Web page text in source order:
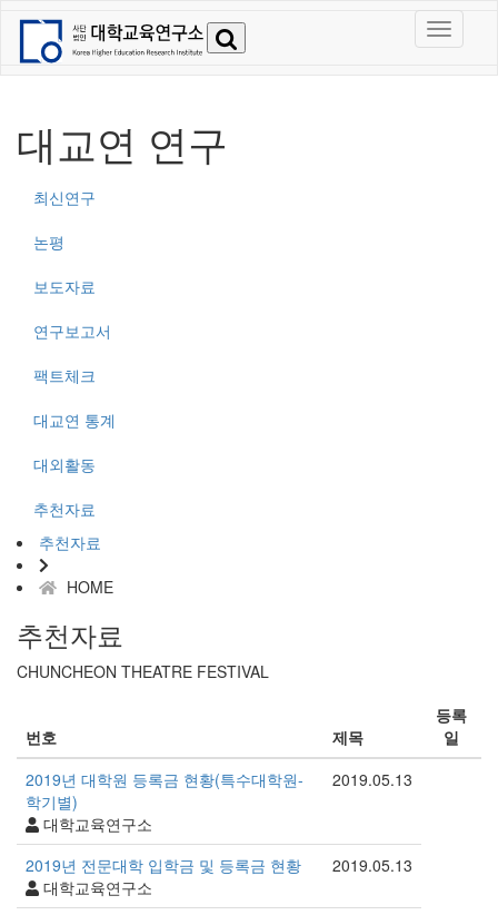
대교연 연구
최신연구
논평
보도자료
연구보고서
팩트체크
대교연 통계
대외활동
추천자료
추천자료
HOME
추천자료
CHUNCHEON THEATRE FESTIVAL
번호 제목
등록
일
2019년 대학원 등록금 현황(특수대학원-
학기별)
대학교육연구소
2019.05.13
2019년 전문대학 입학금 및 등록금 현황
대학교육연구소
2019.05.13